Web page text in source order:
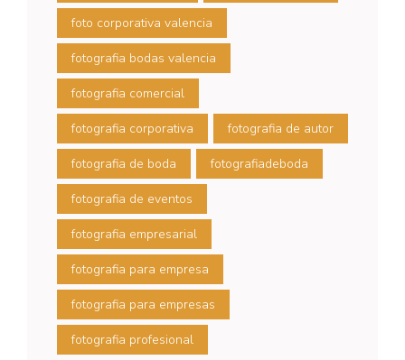
foto corporativa valencia
fotografia bodas valencia
fotografia comercial
fotografia corporativa fotografia de autor
fotografia de boda fotografiadeboda
fotografia de eventos
fotografia empresarial
fotografia para empresa
fotografia para empresas
fotografia profesional